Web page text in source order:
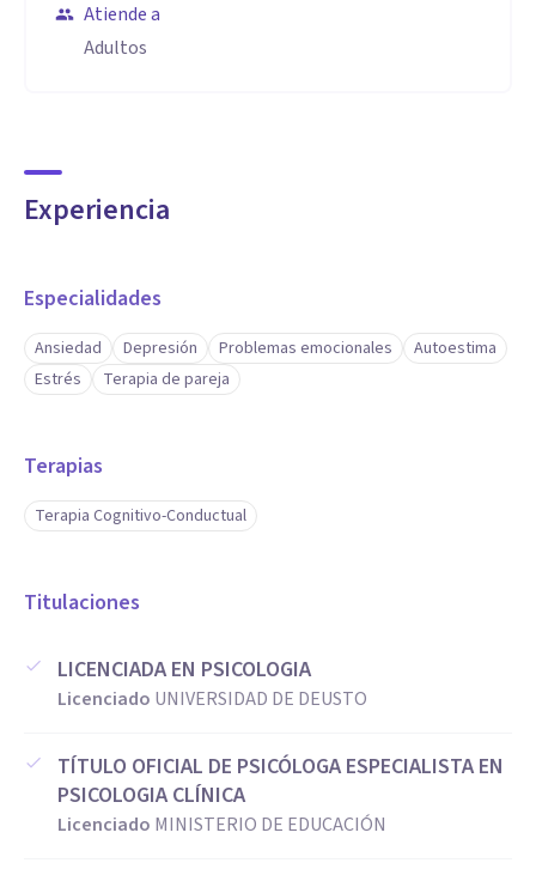
Atiende a
Adultos
Experiencia
Especialidades
Ansiedad Depresión Problemas emocionales
Autoestima
Estrés
Terapia de pareja
Terapias
Terapia Cognitivo-Conductual
Titulaciones
LICENCIADA EN PSICOLOGIA
Licenciado UNIVERSIDAD DE DEUSTO
TÍTULO OFICIAL DE PSICÓLOGA ESPECIALISTA EN
PSICOLOGIA CLÍNICA
Licenciado MINISTERIO DE EDUCACIÓN